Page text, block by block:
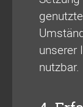
unserer
nutzbar.